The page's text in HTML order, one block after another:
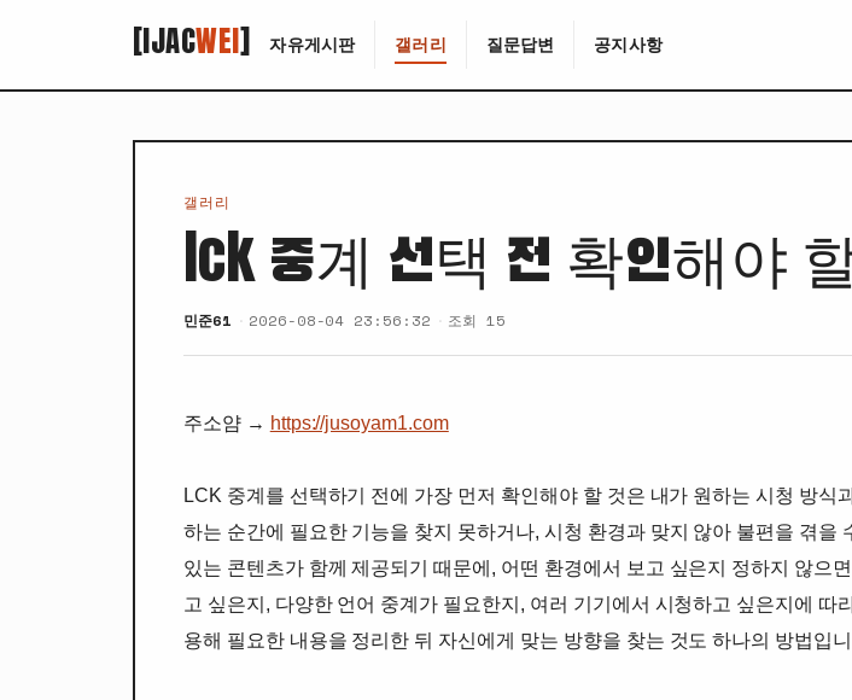
[IJACWEI] 자유게시판 갤러리 질문답변 공지사항
갤러리
lck 중계 선택 전 확인해야
민준61 2026-08-04 23:56:32 조회 15
주소얌 → https://jusoyam1.com
LCK 중계를 선택하기 전에 가장 먼저 확인해야 할 것은 내가 원하는 시청 방
하는 순간에 필요한 기능을 찾지 못하거나, 시청 환경과 맞지 않아 불편을 겪
있는 콘텐츠가 함께 제공되기 때문에, 어떤 환경에서 보고 싶은지 정하지 않으
고 싶은지, 다양한 언어 중계가 필요한지, 여러 기기에서 시청하고 싶은지에
용해 필요한 내용을 정리한 뒤 자신에게 맞는 방향을 찾는 것도 하나의 방법입